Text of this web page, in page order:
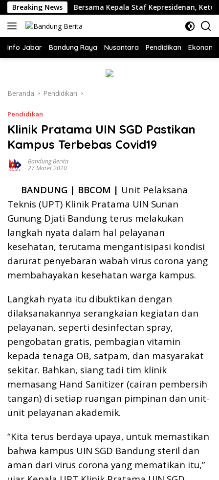
Langsung
ke
konten
Breaking NewsBersama Kepala Staf Kepresidenan, Ketua
Info Jabar Bandung Raya Nusantara Pendidikan Ekonomi
Beranda Pendidikan
Pendidikan
Klinik Pratama UIN SGD Pastikan
Kampus Terbebas Covid19
Bandung Berita
27 Maret 2020
BANDUNG | BBCOM | Unit Pelaksana
Teknis (UPT) Klinik Pratama UIN Sunan
Gunung Djati Bandung terus melakukan
langkah nyata dalam hal pelayanan
kesehatan, terutama mengantisipasi kondisi
darurat penyebaran wabah virus corona yang
membahayakan kesehatan warga kampus.
Langkah nyata itu dibuktikan dengan
dilaksanakannya serangkaian kegiatan dan
pelayanan, seperti desinfectan spray,
pengobatan gratis, pembagian vitamin
kepada tenaga OB, satpam, dan masyarakat
sekitar. Bahkan, siang tadi tim klinik
memasang Hand Sanitizer (cairan pembersih
tangan) di setiap ruangan pimpinan dan unit-
unit pelayanan akademik.
“Kita terus berdaya upaya, untuk memastikan
bahwa kampus UIN SGD Bandung steril dan
aman dari virus corona yang mematikan itu,”